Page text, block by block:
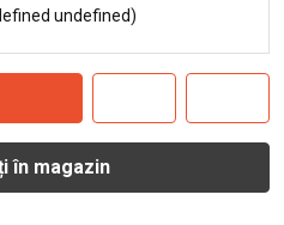
undefined)
în magazin